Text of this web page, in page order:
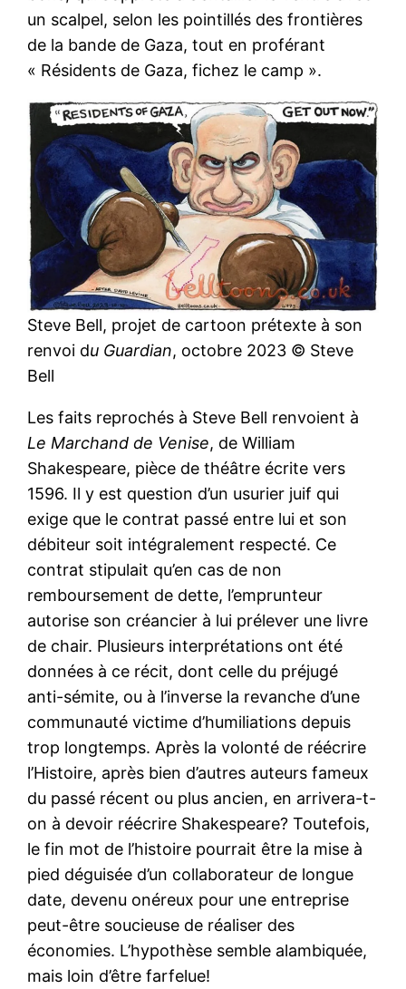
un scalpel, selon les pointillés des frontières
de la bande de Gaza, tout en proférant
« Résidents de Gaza, fichez le camp ».
Steve Bell, projet de cartoon prétexte à son
renvoi du Guardian, octobre 2023 © Steve
Bell
Les faits reprochés à Steve Bell renvoient à
Le Marchand de Venise, de William
Shakespeare, pièce de théâtre écrite vers
1596. Il y est question d’un usurier juif qui
exige que le contrat passé entre lui et son
débiteur soit intégralement respecté. Ce
contrat stipulait qu’en cas de non
remboursement de dette, l’emprunteur
autorise son créancier à lui prélever une livre
de chair. Plusieurs interprétations ont été
données à ce récit, dont celle du préjugé
anti-sémite, ou à l’inverse la revanche d’une
communauté victime d’humiliations depuis
trop longtemps. Après la volonté de réécrire
l’Histoire, après bien d’autres auteurs fameux
du passé récent ou plus ancien, en arrivera-t-
on à devoir réécrire Shakespeare? Toutefois,
le fin mot de l’histoire pourrait être la mise à
pied déguisée d’un collaborateur de longue
date, devenu onéreux pour une entreprise
peut-être soucieuse de réaliser des
économies. L’hypothèse semble alambiquée,
mais loin d’être farfelue!